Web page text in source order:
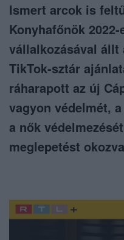
Ismert arcok is
Konyhafőnök
vállalkozásával állt
TikTok-sztár
ráharapott az új
vagyon védelmét,
a nők
meglepetést